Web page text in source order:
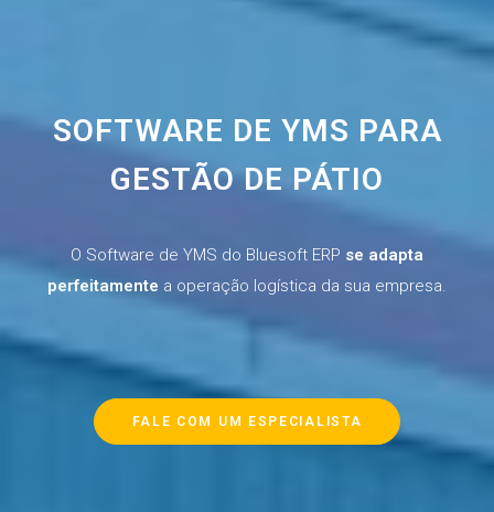
SOFTWARE DE YMS PARA
GESTÃO DE PÁTIO
O Software de YMS do Bluesoft ERP se adapta
perfeitamente a operação logística da sua empresa.
FALE COM UM ESPECIALISTA